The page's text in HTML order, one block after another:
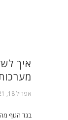
איך
אפריל 18, 2021
בגד הגוף